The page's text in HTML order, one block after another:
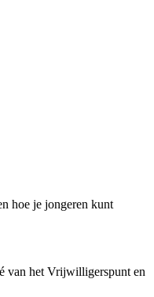
hoe je jongeren kunt
van het Vrijwilligerspunt en